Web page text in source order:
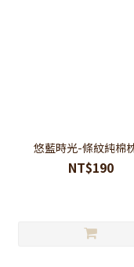
悠藍時光-條紋純棉
NT$190